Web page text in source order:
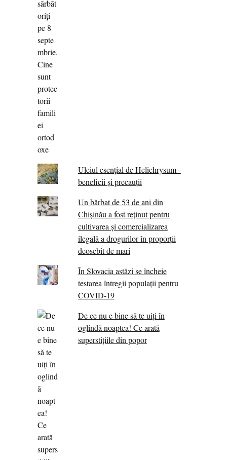
Uleiul esențial de Helichrysum -
beneficii și precauții
Un bărbat de 53 de ani din
Chișinău a fost reținut pentru
cultivarea și comercializarea
ilegală a drogurilor în proporții
deosebit de mari
În Slovacia astăzi se încheie
testarea întregii populații pentru
COVID-19
De ce nu e bine să te uiți în
oglindă noaptea! Ce arată
superstițiile din popor